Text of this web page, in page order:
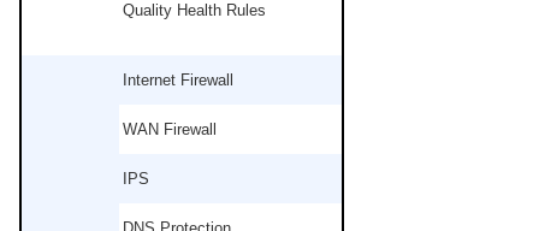
Quality Health Rules
Internet Firewall
WAN Firewall
IPS